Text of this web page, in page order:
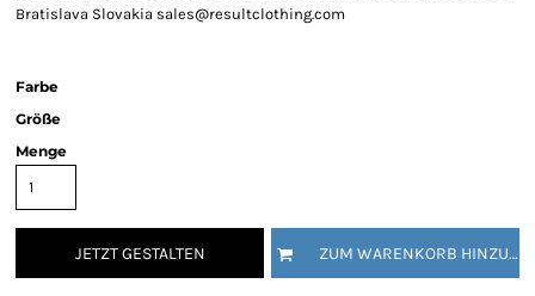
Bratislava Slovakia sales@resultclothing.com
Farbe
Größe
Menge
JETZT GESTALTEN ZUM WARENKORB HINZUFÜGEN